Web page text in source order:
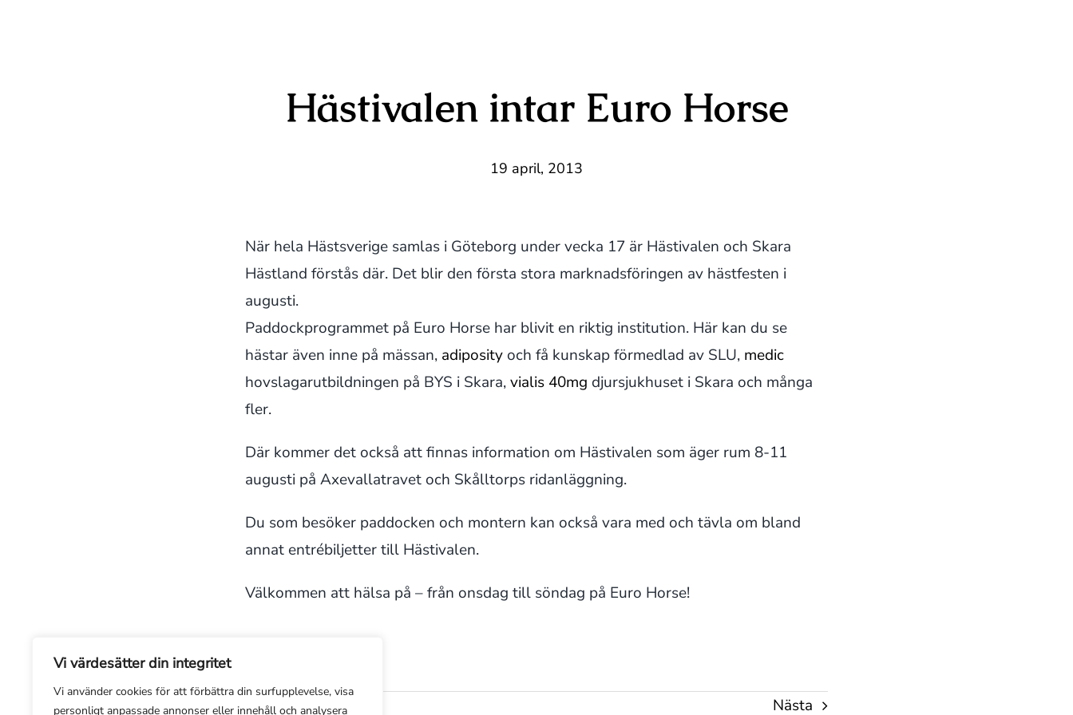
Vi värdesätter din integritet
Vi använder cookies för att förbättra din surfupplevelse, visa
personligt anpassade annonser eller innehåll och analysera
Hästivalen intar Euro Horse
19 april, 2013
När hela Hästsverige samlas i Göteborg under vecka 17 är Hästivalen och Skara
Hästland förstås där. Det blir den första stora marknadsföringen av hästfesten i
augusti.
Paddockprogrammet på Euro Horse har blivit en riktig institution. Här kan du se
hästar även inne på mässan, adiposityoch få kunskap förmedlad av SLU, medic
hovslagarutbildningen på BYS i Skara,vialis 40mg djursjukhuset i Skara och många
fler.
Där kommer det också att finnas information om Hästivalen som äger rum 8-11
augusti på Axevallatravet och Skålltorps ridanläggning.
Du som besöker paddocken och montern kan också vara med och tävla om bland
annat entrébiljetter till Hästivalen.
Välkommen att hälsa på – från onsdag till söndag på Euro Horse!
Föregående Nästa